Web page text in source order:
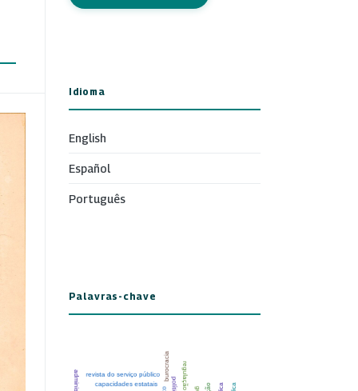
Idioma
English
Español
Português
Palavras-chave